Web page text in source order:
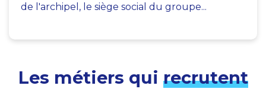
de l'archipel, le siège social du groupe...
Les métiers qui recrutent